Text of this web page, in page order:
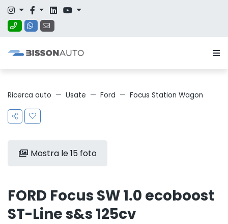
Ricerca auto Usate Ford Focus Station Wagon
Mostra le 15 foto
FORD Focus SW 1.0 ecoboost
ST-Line s&s 125cv